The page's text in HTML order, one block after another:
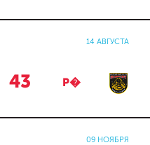
14 АВГУСТА
43 Р�
09 НОЯБРЯ